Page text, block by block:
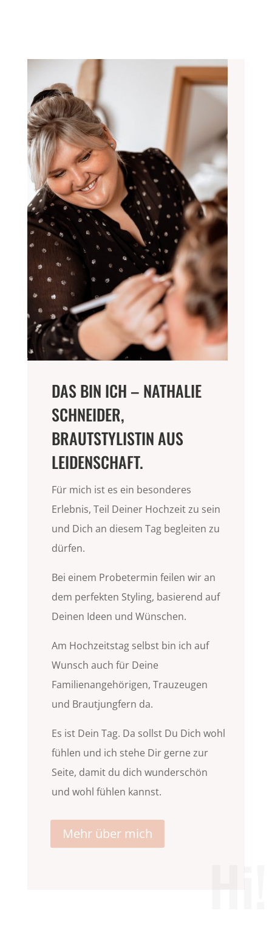
DAS BIN ICH – NATHALIE
SCHNEIDER,
BRAUTSTYLISTIN AUS
LEIDENSCHAFT.
Für mich ist es ein besonderes
Erlebnis, Teil Deiner Hochzeit zu sein
und Dich an diesem Tag begleiten zu
dürfen.
Bei einem Probetermin feilen wir an
dem perfekten Styling, basierend auf
Deinen Ideen und Wünschen.
Am Hochzeitstag selbst bin ich auf
Wunsch auch für Deine
Familienangehörigen, Trauzeugen
und Brautjungfern da.
Es ist Dein Tag. Da sollst Du Dich wohl
fühlen und ich stehe Dir gerne zur
Seite, damit du dich wunderschön
und wohl fühlen kannst.
Mehr über mich